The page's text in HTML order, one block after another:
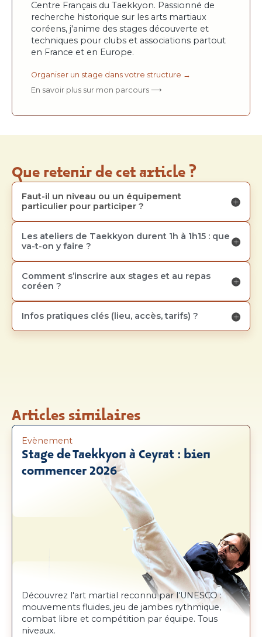
Centre Français du Taekkyon. Passionné de
recherche historique sur les arts martiaux
coréens, j'anime des stages découverte et
techniques pour clubs et associations partout
en France et en Europe.
Organiser un stage dans votre structure →
En savoir plus sur mon parcours ⟶
Que retenir de cet article ?
Faut-il un niveau ou un équipement
particulier pour participer ?
Les ateliers de Taekkyon durent 1h à 1h15 : que
va-t-on y faire ?
Comment s’inscrire aux stages et au repas
coréen ?
Infos pratiques clés (lieu, accès, tarifs) ?
Articles similaires
Evènement
Stage de Taekkyon à Ceyrat : bien
commencer 2026
Découvrez l'art martial reconnu par l'UNESCO :
mouvements fluides, jeu de jambes rythmique,
combat libre et compétition par équipe. Tous
niveaux.